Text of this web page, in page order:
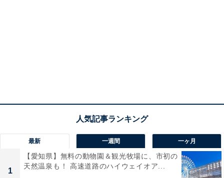
最新 一週間 一ヶ月
1
【愛知県】無料の動物園＆観光牧場に、市初の
天然温泉も！ 高速道路のハイウェイオア...